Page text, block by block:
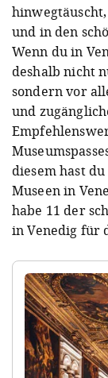
und in den
Wenn du in
deshalb nicht
sondern vor
und
diesem hast
Museen in
habe 11 der
in Venedig für